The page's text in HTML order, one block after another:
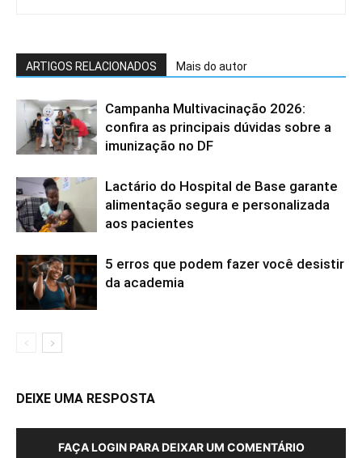
ARTIGOS RELACIONADOS Mais do autor
Campanha Multivacinação 2026:
confira as principais dúvidas sobre a
imunização no DF
Lactário do Hospital de Base garante
alimentação segura e personalizada
aos pacientes
5 erros que podem fazer você desistir
da academia
DEIXE UMA RESPOSTA
FAÇA LOGIN PARA DEIXAR UM COMENTÁRIO